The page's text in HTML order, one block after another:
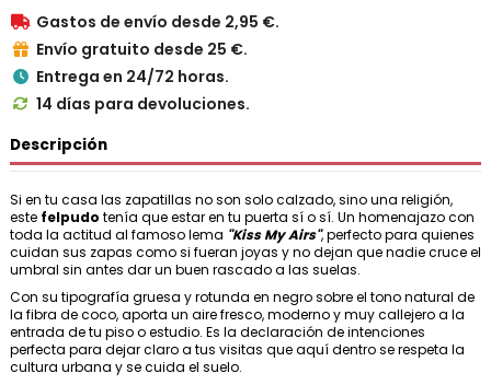
 Gastos de envío desde 2,95 €.
 Envío gratuito desde 25 €.
 Entrega en 24/72 horas.
 14 días para devoluciones.
Descripción
Si en tu casa las zapatillas no son solo calzado, sino una religión,
este felpudo tenía que estar en tu puerta sí o sí. Un homenajazo con
toda la actitud al famoso lema "Kiss My Airs", perfecto para quienes
cuidan sus zapas como si fueran joyas y no dejan que nadie cruce el
umbral sin antes dar un buen rascado a las suelas.
Con su tipografía gruesa y rotunda en negro sobre el tono natural de
la fibra de coco, aporta un aire fresco, moderno y muy callejero a la
entrada de tu piso o estudio. Es la declaración de intenciones
perfecta para dejar claro a tus visitas que aquí dentro se respeta la
cultura urbana y se cuida el suelo.